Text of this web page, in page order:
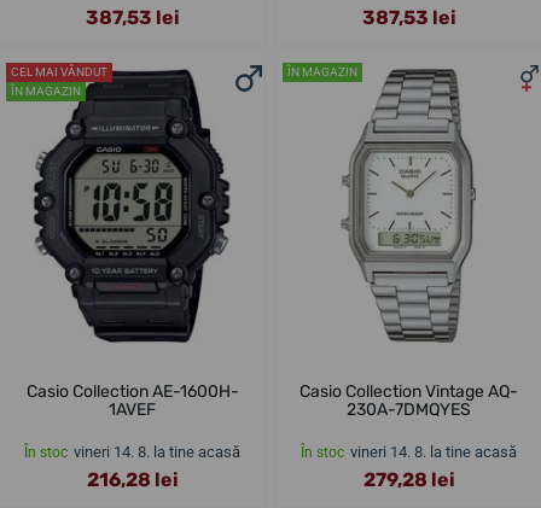
387,53 lei 387,53 lei
CEL MAI VÂNDUT
ÎN MAGAZIN
Casio Collection AE-1600H-
1AVEF
În stoc vineri 14. 8. la tine acasă
216,28 lei
ÎN MAGAZIN
Casio Collection Vintage AQ-
230A-7DMQYES
În stoc vineri 14. 8. la tine acasă
279,28 lei